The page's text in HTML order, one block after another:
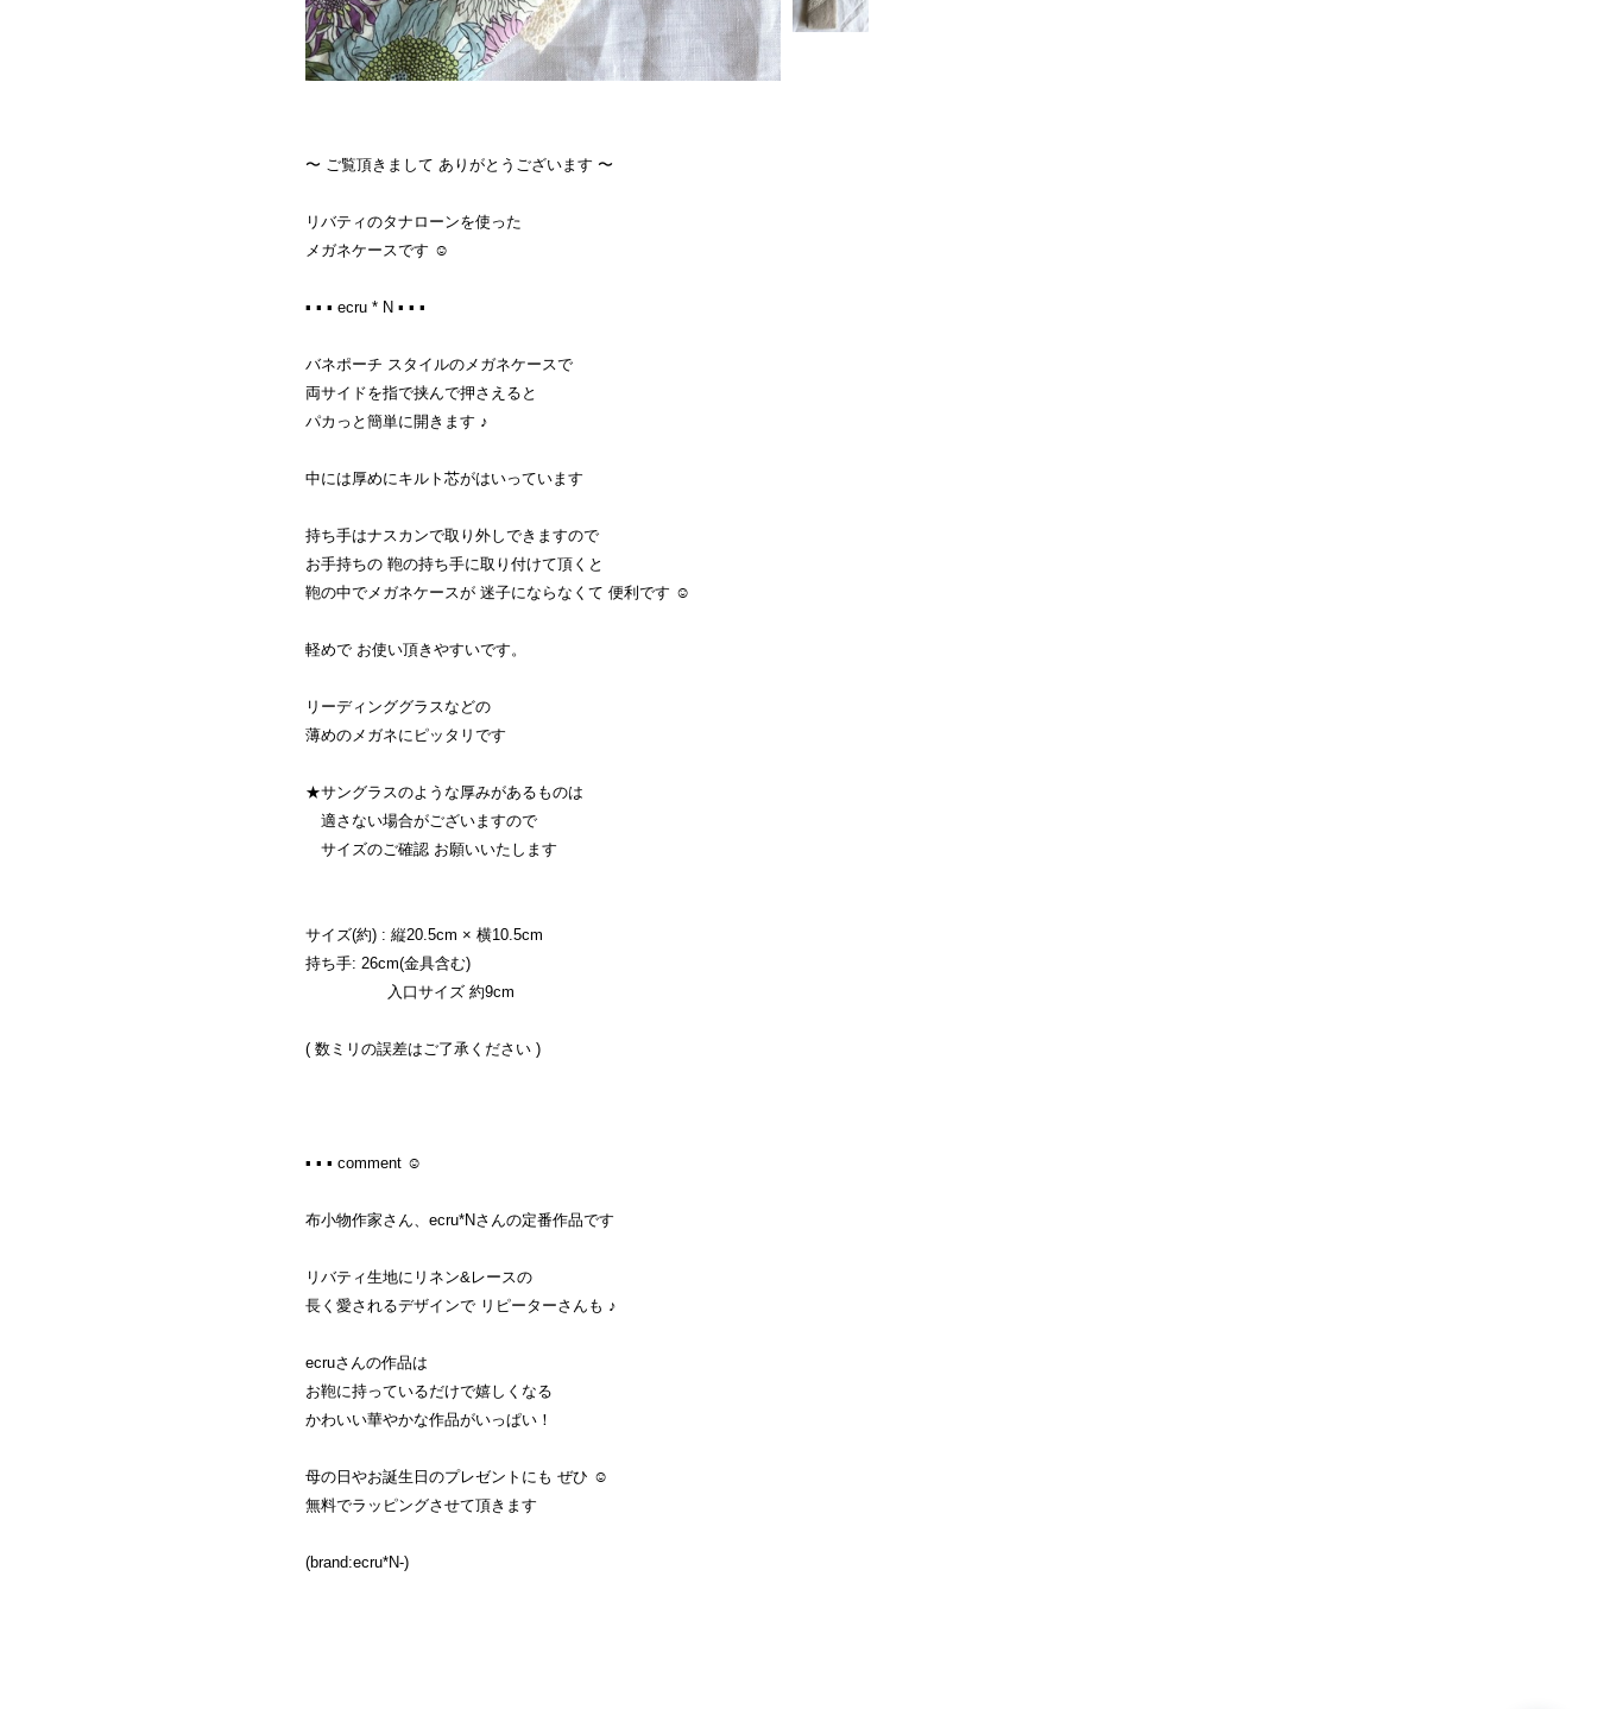
〜 ご覧頂きまして ありがとうございます 〜
リバティのタナローンを使った
メガネケースです ☺︎
▪︎ ▪︎ ▪︎ ecru * N ▪︎ ▪︎ ▪︎
バネポーチ スタイルのメガネケースで
両サイドを指で挟んで押さえると
パカっと簡単に開きます ♪
中には厚めにキルト芯がはいっています
持ち手はナスカンで取り外しできますので
お手持ちの 鞄の持ち手に取り付けて頂くと
鞄の中でメガネケースが 迷子にならなくて 便利です ☺︎
軽めで お使い頂きやすいです。
リーディンググラスなどの
薄めのメガネにピッタリです
★サングラスのような厚みがあるものは
適さない場合がございますので
サイズのご確認 お願いいたします
サイズ(約) : 縦20.5cm × 横10.5cm
持ち手: 26cm(金具含む)
入口サイズ 約9cm
( 数ミリの誤差はご了承ください )
▪︎ ▪︎ ▪︎ comment ☺︎
布小物作家さん、ecru*Nさんの定番作品です
リバティ生地にリネン&レースの
長く愛されるデザインで リピーターさんも ♪
ecruさんの作品は
お鞄に持っているだけで嬉しくなる
かわいい華やかな作品がいっぱい！
母の日やお誕生日のプレゼントにも ぜひ ☺︎
無料でラッピングさせて頂きます
(brand:ecru*N-)